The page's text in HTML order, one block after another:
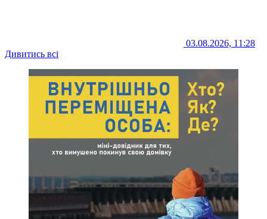
03.08.2026, 11:28
Дивитись всі